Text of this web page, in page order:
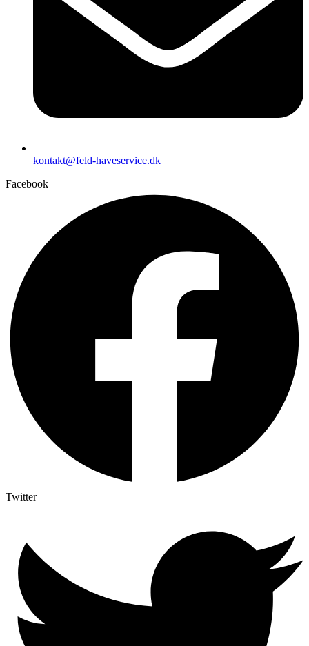
kontakt@feld-haveservice.dk
Facebook
Twitter